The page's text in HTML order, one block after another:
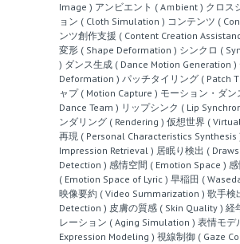
Image ) アンビエント ( Aｍbient ) クロス
ョン ( Cloth Simulation ) コンテンツ (
ンツ創作支援 ( Content Creation
変形 ( Shape Deformation ) シンクロ (
) ダンス生成 ( Dance Motion Generation )
Deformation ) パッチタイリング ( Patch
ャプ ( Motion Capture ) モーション・ダン
Dance Team ) リップシンク ( Lip
ンダリング ( Rendering ) 仮想世界 (
再現 ( Personal Characteristics Synthesis
Impression Retrieval ) 居眠り検出 (
Detection ) 感情空間 ( Emotion Space )
( Emotion Space of Lyric ) 早稲田 (
映像要約 ( Video Summarization ) 歌手検
Detection ) 皮膚の質感 ( Skin Quality ) 経
レーション ( Aging Simulation ) 表情モデ
Expression Modeling ) 視線制御 ( Gaze